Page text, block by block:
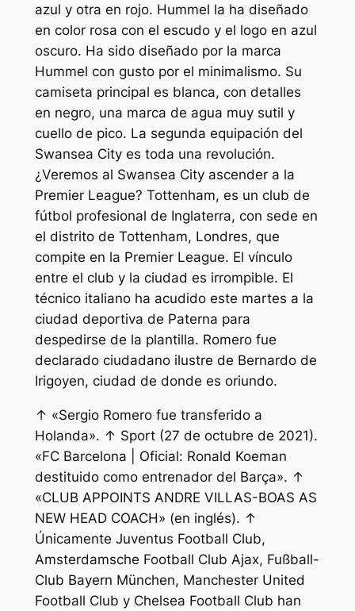
azul y otra en rojo. Hummel la ha diseñado
en color rosa con el escudo y el logo en azul
oscuro. Ha sido diseñado por la marca
Hummel con gusto por el minimalismo. Su
camiseta principal es blanca, con detalles
en negro, una marca de agua muy sutil y
cuello de pico. La segunda equipación del
Swansea City es toda una revolución.
¿Veremos al Swansea City ascender a la
Premier League? Tottenham, es un club de
fútbol profesional de Inglaterra, con sede en
el distrito de Tottenham, Londres, que
compite en la Premier League. El vínculo
entre el club y la ciudad es irrompible. El
técnico italiano ha acudido este martes a la
ciudad deportiva de Paterna para
despedirse de la plantilla. Romero fue
declarado ciudadano ilustre de Bernardo de
Irigoyen, ciudad de donde es oriundo.
↑ «Sergio Romero fue transferido a
Holanda». ↑ Sport (27 de octubre de 2021).
«FC Barcelona | Oficial: Ronald Koeman
destituido como entrenador del Barça». ↑
«CLUB APPOINTS ANDRE VILLAS-BOAS AS
NEW HEAD COACH» (en inglés). ↑
Únicamente Juventus Football Club,
Amsterdamsche Football Club Ajax, Fußball-
Club Bayern München, Manchester United
Football Club y Chelsea Football Club han